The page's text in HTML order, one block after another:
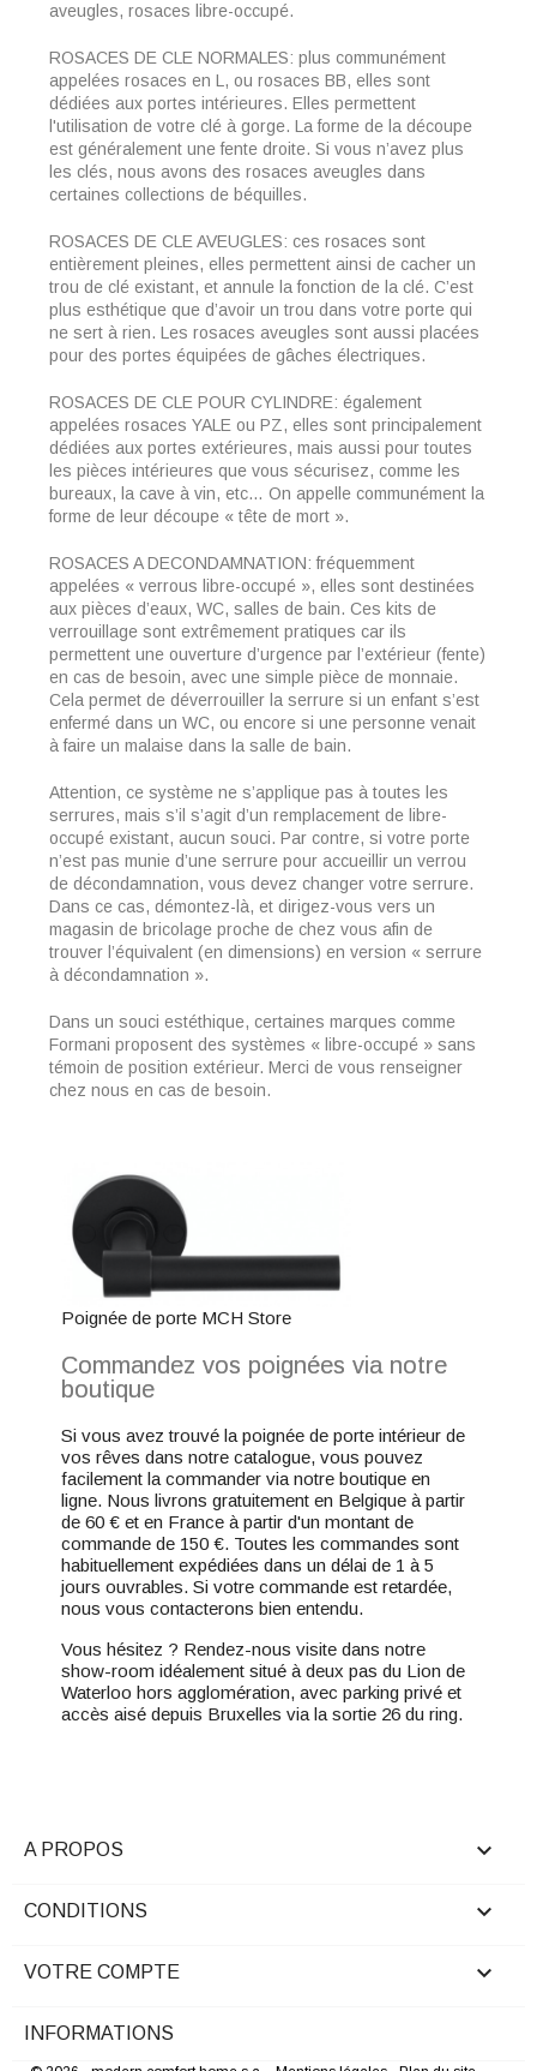
aveugles, rosaces libre-occupé.
ROSACES DE CLE NORMALES: plus communément
appelées rosaces en L, ou rosaces BB, elles sont
dédiées aux portes intérieures. Elles permettent
l'utilisation de votre clé à gorge. La forme de la découpe
est généralement une fente droite. Si vous n’avez plus
les clés, nous avons des rosaces aveugles dans
certaines collections de béquilles.
ROSACES DE CLE AVEUGLES: ces rosaces sont
entièrement pleines, elles permettent ainsi de cacher un
trou de clé existant, et annule la fonction de la clé. C’est
plus esthétique que d’avoir un trou dans votre porte qui
ne sert à rien. Les rosaces aveugles sont aussi placées
pour des portes équipées de gâches électriques.
ROSACES DE CLE POUR CYLINDRE: également
appelées rosaces YALE ou PZ, elles sont principalement
dédiées aux portes extérieures, mais aussi pour toutes
les pièces intérieures que vous sécurisez, comme les
bureaux, la cave à vin, etc… On appelle communément la
forme de leur découpe « tête de mort ».
ROSACES A DECONDAMNATION: fréquemment
appelées « verrous libre-occupé », elles sont destinées
aux pièces d’eaux, WC, salles de bain. Ces kits de
verrouillage sont extrêmement pratiques car ils
permettent une ouverture d’urgence par l’extérieur (fente)
en cas de besoin, avec une simple pièce de monnaie.
Cela permet de déverrouiller la serrure si un enfant s’est
enfermé dans un WC, ou encore si une personne venait
à faire un malaise dans la salle de bain.
Attention, ce système ne s’applique pas à toutes les
serrures, mais s’il s’agit d’un remplacement de libre-
occupé existant, aucun souci. Par contre, si votre porte
n’est pas munie d’une serrure pour accueillir un verrou
de décondamnation, vous devez changer votre serrure.
Dans ce cas, démontez-là, et dirigez-vous vers un
magasin de bricolage proche de chez vous afin de
trouver l’équivalent (en dimensions) en version « serrure
à décondamnation ».
Dans un souci estéthique, certaines marques comme
Formani proposent des systèmes « libre-occupé » sans
témoin de position extérieur. Merci de vous renseigner
chez nous en cas de besoin.
Poignée de porte MCH Store
Commandez vos poignées via notre
boutique
Si vous avez trouvé la poignée de porte intérieur de
vos rêves dans notre catalogue, vous pouvez
facilement la commander via notre boutique en
ligne. Nous livrons gratuitement en Belgique à partir
de 60 € et en France à partir d'un montant de
commande de 150 €. Toutes les commandes sont
habituellement expédiées dans un délai de 1 à 5
jours ouvrables. Si votre commande est retardée,
nous vous contacterons bien entendu.
Vous hésitez ? Rendez-nous visite dans notre
show-room idéalement situé à deux pas du Lion de
Waterloo hors agglomération, avec parking privé et
accès aisé depuis Bruxelles via la sortie 26 du ring.
A PROPOS 
CONDITIONS 
VOTRE COMPTE 
INFORMATIONS